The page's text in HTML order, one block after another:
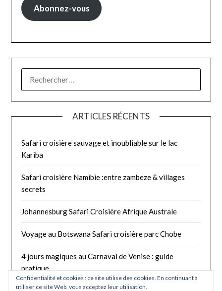
Abonnez-vous
ARTICLES RÉCENTS
Safari croisière sauvage et inoubliable sur le lac
Kariba
Safari croisière Namibie :entre zambeze & villages
secrets
Johannesburg Safari Croisière Afrique Australe
Voyage au Botswana Safari croisière parc Chobe
4 jours magiques au Carnaval de Venise : guide
pratique
Confidentialité et cookies : ce site utilise des cookies. En continuant à
utiliser ce site Web, vous acceptez leur utilisation.